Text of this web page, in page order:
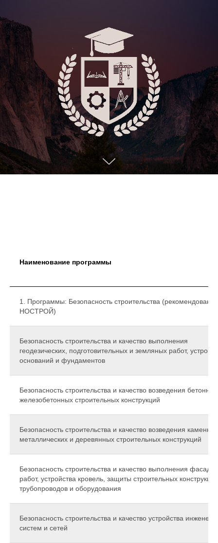
Наименование программы
1. Программы: Безопасность строительства (рекомендованы
НОСТРОЙ)
Безопасность строительства и качество выполнения
геодезических, подготовительных и земляных работ,
оснований и фундаментов
Безопасность строительства и качество возведения
железобетонных строительных конструкций
Безопасность строительства и качество возведения
металлических и деревянных строительных конструкций
Безопасность строительства и качество выполнения
работ, устройства кровель, защиты строительных
трубопроводов и оборудования
Безопасность строительства и качество устройства
систем и сетей